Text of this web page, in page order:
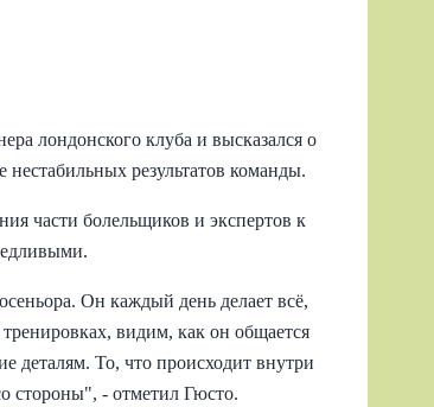
лондонского клуба и высказался о
нестабильных результатов команды.
части болельщиков и экспертов к
Он каждый день делает всё,
видим, как он общается
деталям. То, что происходит внутри
стороны", - отметил Гюсто.